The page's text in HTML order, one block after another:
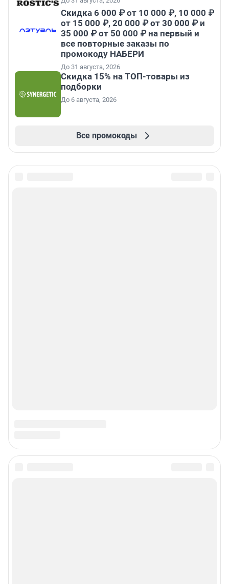
Скидка 6 000 ₽ от 10 000 ₽, 10 000 ₽
от 15 000 ₽, 20 000 ₽ от 30 000 ₽ и
35 000 ₽ от 50 000 ₽ на первый и
все повторные заказы по
промокоду НАБЕРИ
До 31 августа, 2026
Скидка 15% на ТОП-товары из
подборки
До 6 августа, 2026
Все промокоды